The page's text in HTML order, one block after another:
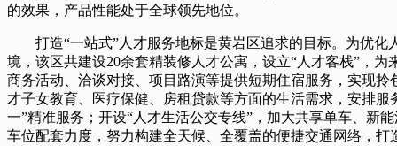
的效果，产品性能处于全球领先地位。
打造“一站式”人才服务地标是黄岩区追求的目标。为优化
境，该区共建设20余套精装修人才公寓，设立“人才客栈”，为
商务活动、洽谈对接、项目路演等提供短期住宿服务，实现拎
才子女教育、医疗保健、房租贷款等方面的生活需求，安排服
一”精准服务；开设“人才生活公交专线”，加大共享单车、新
车位配套力度，努力构建全天候、全覆盖的便捷交通网络，打